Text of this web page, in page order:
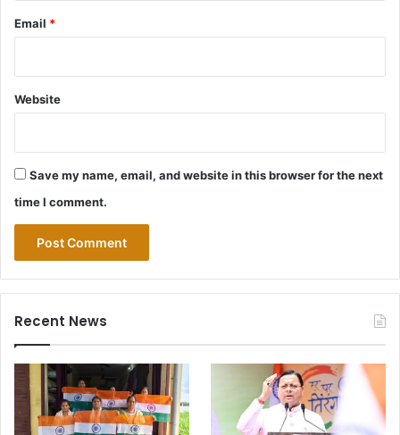
Email *
Website
Save my name, email, and website in this browser for the next
time I comment.
Recent News